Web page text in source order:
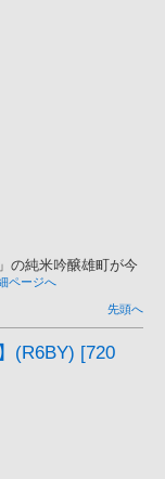
の純米吟醸雄町が今
ページへ
先頭へ
(R6BY) [720